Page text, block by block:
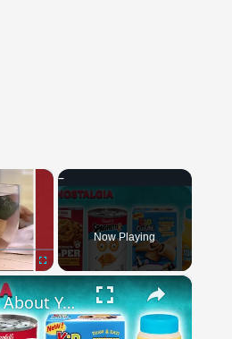
×
Now Playing
×
Fun Facts About Your Favorite 90s Foods